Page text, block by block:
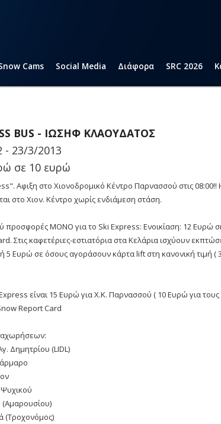
Cams Social Media Διάφορα SRC 2026
BUS - ΙΩΣΗΦ ΚΛΑΟΥΔΑΤΟΣ
- 23/3/2013
σε 10 ευρώ
Αφιξη στo Χιονοδρομικό Κέντρο Παρνασσού στις 08:00!!
στο Χιον. Κέντρο χωρίς ενδιάμεση στάση.
προσφορές ΜΟΝΟ για το Ski Express: Ενοικίαση: 12 Ευρώ
Στις καφετέριες-εστιατόρια στα Κελάρια ισχύουν
5 Ευρώ σε όσους αγοράσουν κάρτα lift στη κανονική τιμή (
είναι 15 Ευρώ για Χ.Κ. Παρνασσού ( 10 Ευρώ για τους
Report Card
Δημητρίου (LIDL)
(Αμαρουσίου)
(Τροχονόμος)